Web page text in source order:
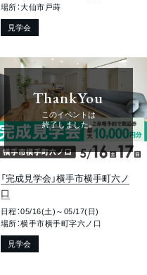
場所：大仙市戸蒔
見学会
ThankYou
このイベントは
終了しました。
「完成見学会」横手市横手町六ノ
口
日程：05/16(土)～05/17(日)
場所：横手市横手町字六ノ口
見学会